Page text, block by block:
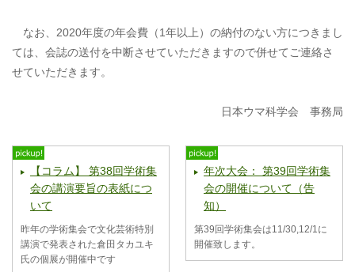
なお、2020年度の年会費（1年以上）の納付のない方につきまし
ては、会誌の送付を中断させていただきますので併せてご連絡さ
せていただきます。
日本ウマ科学会 事務局
【コラム】 第38回学術集
会の講演要旨の表紙につ
いて
昨年の学術集会で文化芸術特別
講演で発表された倉田タカユキ
氏の個展が開催中です
年次大会： 第39回学術集
会の開催について（告
知）
第39回学術集会は11/30,12/1に
開催致します。